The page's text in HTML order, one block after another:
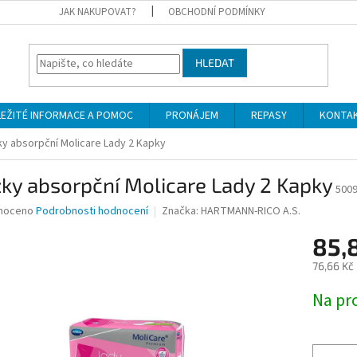
JAK NAKUPOVAT? OBCHODNÍ PODMÍNKY
HLEDAT
INFORMACE A POMOC PRONÁJEM REPASY
absorpční Molicare Lady 2 Kapky
absorpční Molicare Lady 2 Kapky
Podrobnosti hodnocení Značka: HARTMANN-RICO A.S.
76,66 Kč
cena:
Na